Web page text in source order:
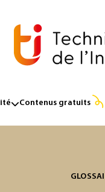
Contenus gratuits